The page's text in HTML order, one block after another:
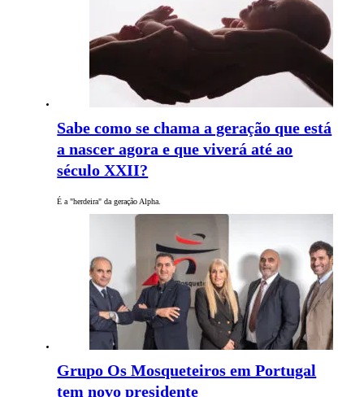
Sabe como se chama a geração que está
a nascer agora e que viverá até ao
século XXII?
É a "herdeira" da geração Alpha.
Grupo Os Mosqueteiros em Portugal
tem novo presidente